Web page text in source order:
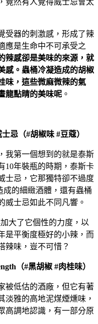
竟然有人覺得威士忌會太
受器的刺激感，形成了辣
應是生命中不可承受之
辣感卻是美味的來源，就
感。蟲桶冷凝造成的胡椒
味，這些微麻微辣的氣
龍點睛的美味呢 。
忌（#胡椒味 #豆蔻）
我第一個想到的就是泰斯
10年裝瓶的時期，泰斯卡
士忌，它那獨特卻不過度
的細緻酒體，還有蟲桶
威士忌如此不同凡響。
大了它個性的力度，以
是平衡度極好的小辣，而
辣味，豈不可惜？
（#黑胡椒 #肉桂味）
被低估的酒廠，但它有著
淡雅的高地泥煤煙燻味，
高調地認識，有一部分原